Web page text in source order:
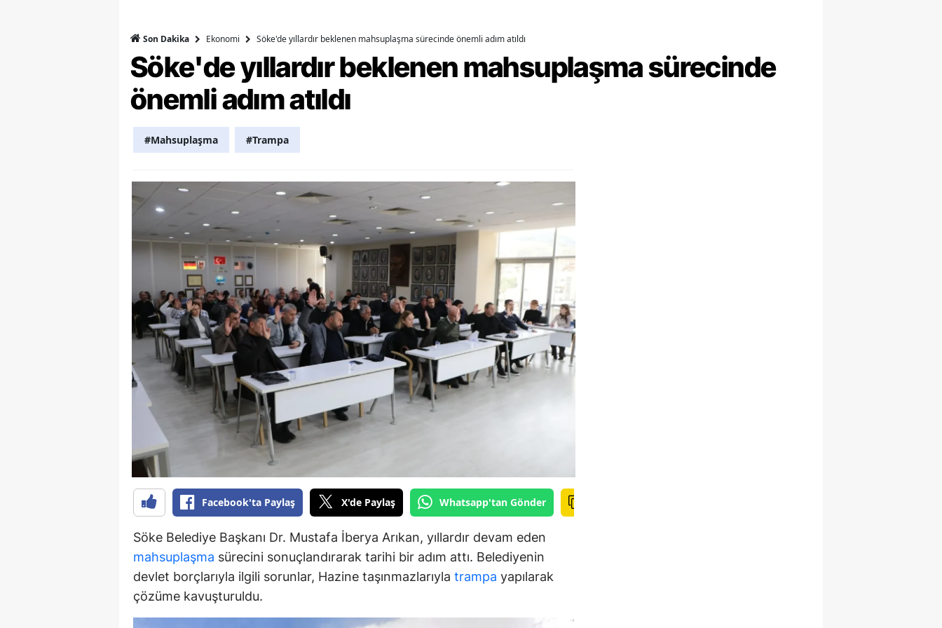
Zonguldak
Bayburt
Batman
Şırnak
Bartın
Ardahan
Iğdır
Yalova
Karabük
Osmaniye
Son Dakika Ekonomi Söke'de yıllardır beklenen mahsuplaşma sürecinde önemli adım atıldı
Söke'de yıllardır beklenen mahsuplaşma sürecinde
önemli adım atıldı
#Mahsuplaşma #Trampa
Facebook'ta Paylaş X'de Paylaş Whatsapp'tan Gönder
Söke Belediye Başkanı Dr. Mustafa İberya Arıkan, yıllardır devam eden
mahsuplaşma sürecini sonuçlandırarak tarihi bir adım attı. Belediyenin
devlet borçlarıyla ilgili sorunlar, Hazine taşınmazlarıyla trampa yapılarak
çözüme kavuşturuldu.